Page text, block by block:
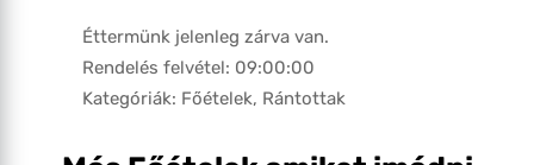
Éttermünk jelenleg zárva van.
Rendelés felvétel: 09:00:00
Kategóriák: Főételek, Rántottak